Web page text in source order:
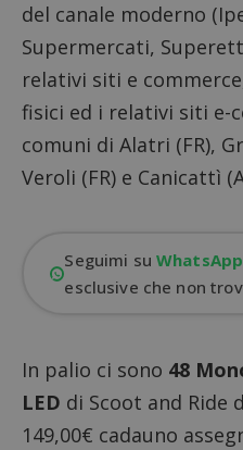
del canale moderno
Supermercati,
relativi siti e
fisici ed i relativi siti e-
comuni di Alatri (FR),
Veroli (FR) e Canicattì
Seguimi suWhatsApp
esclusive che non
In palio ci sono 48
LED di Scoot and Ride
149,00€ cadauno